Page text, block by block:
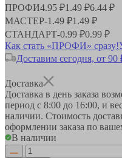
ПРОФИ4.95 ₽1.49 ₽6.44 ₽
МАСТЕР-1.49 ₽1.49 ₽
СТАНДАРТ-0.99 ₽0.99 ₽
Как стать «ПРОФИ» сразу!
Доставим сегодня, от 90
Доставка
Доставка в день заказа
период с 8:00 до 16:00, и
наличии. Стоимость
оформлении заказа по
В наличии